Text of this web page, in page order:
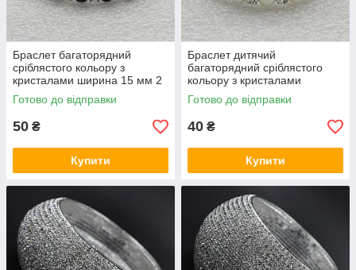
Браслет багаторядний
сріблястого кольору з
кристалами ширина 15 мм 2
ряди каменів і намистин
чорного кольору
Готово до відправки
50 ₴
Купити
Браслет дитячий
багаторядний сріблястого
кольору з кристалами
ширина 15 мм 3 ряди
каменів і намистин білого
Готово до відправки
40 ₴
Купити